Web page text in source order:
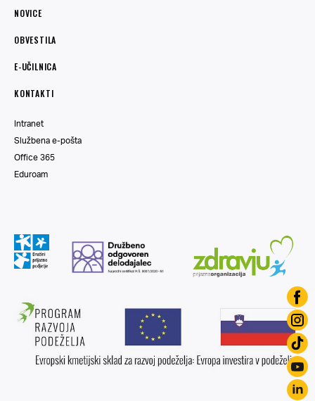
NOVICE
OBVESTILA
E-UČILNICA
KONTAKTI
Intranet
Službena e-pošta
Office 365
Eduroam